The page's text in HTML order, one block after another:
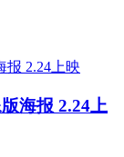
海报 2.24上